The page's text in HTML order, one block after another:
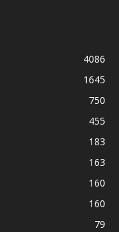
4086
1645
750
455
183
163
160
160
79